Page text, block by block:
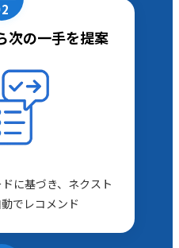
次の一手を提案
に基づき、ネクスト
でレコメンド